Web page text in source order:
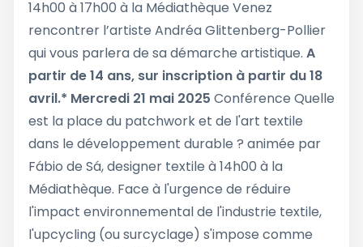
14h00 à 17h00 à la Médiathèque Venez
rencontrer l’artiste Andréa Glittenberg-Pollier
qui vous parlera de sa démarche artistique. A
partir de 14 ans, sur inscription à partir du 18
avril.* Mercredi 21 mai 2025 Conférence Quelle
est la place du patchwork et de l'art textile
dans le développement durable ? animée par
Fábio de Sá, designer textile à 14h00 à la
Médiathèque. Face à l'urgence de réduire
l'impact environnemental de l'industrie textile,
l'upcycling (ou surcyclage) s'impose comme